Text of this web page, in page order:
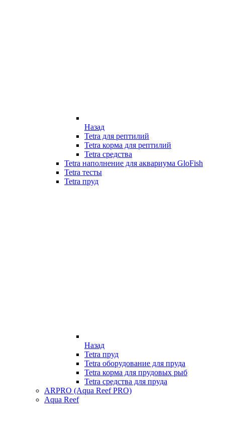
Назад
Tetra для рептилий
Tetra корма для рептилий
Tetra средства
Tetra наполнение для аквариума GloFish
Tetra тесты
Tetra пруд
Назад
Tetra пруд
Tetra оборудование для пруда
Tetra корма для прудовых рыб
Tetra средства для пруда
ARPRO (Aqua Reef PRO)
Aqua Reef